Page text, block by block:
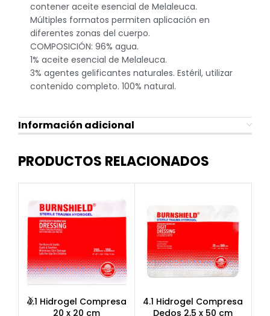
contener aceite esencial de Melaleuca.
Múltiples formatos permiten aplicación en
diferentes zonas del cuerpo.
COMPOSICIÓN: 96% agua.
1% aceite esencial de Melaleuca.
3% agentes gelificantes naturales. Estéril, utilizar
contenido completo. 100% natural.
Información adicional
PRODUCTOS RELACIONADOS
4.1 Hidrogel Compresa
20 x 20 cm
4.1 Hidrogel Compresa
Dedos 2,5 x 50 cm